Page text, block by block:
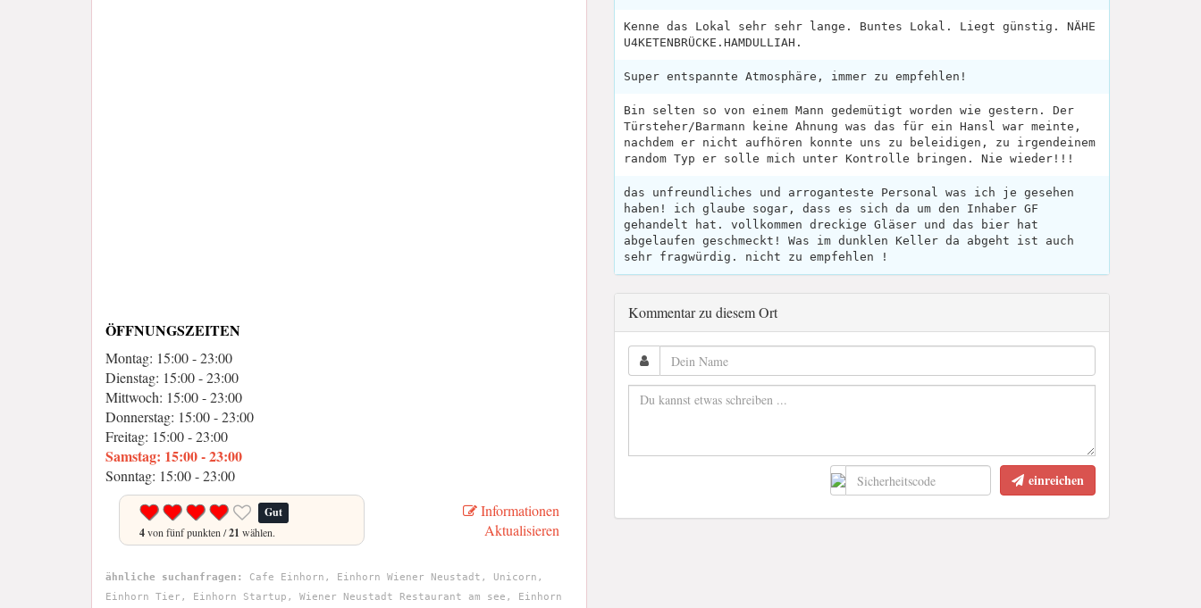
ÖFFNUNGSZEITEN
Montag: 15:00 - 23:00
Dienstag: 15:00 - 23:00
Mittwoch: 15:00 - 23:00
Donnerstag: 15:00 - 23:00
Freitag: 15:00 - 23:00
Samstag: 15:00 - 23:00
Sonntag: 15:00 - 23:00
Gut
4von fünf punkten /21 wählen.
Informationen
Aktualisieren
ähnliche suchanfragen:
Cafe Einhorn, Einhorn Wiener Neustadt, Unicorn,
Einhorn Tier, Einhorn Startup, Wiener Neustadt Restaurant am see, Einhorn
Kenne das Lokal sehr sehr lange. Buntes Lokal. Liegt günstig. NÄHE
U4KETENBRÜCKE.HAMDULLIAH.
Super entspannte Atmosphäre, immer zu empfehlen!
Bin selten so von einem Mann gedemütigt worden wie gestern. Der
Türsteher/Barmann keine Ahnung was das für ein Hansl war meinte,
nachdem er nicht aufhören konnte uns zu beleidigen, zu irgendeinem
random Typ er solle mich unter Kontrolle bringen. Nie wieder!!!
das unfreundliches und arroganteste Personal was ich je gesehen
haben! ich glaube sogar, dass es sich da um den Inhaber GF
gehandelt hat. vollkommen dreckige Gläser und das bier hat
abgelaufen geschmeckt! Was im dunklen Keller da abgeht ist auch
sehr fragwürdig. nicht zu empfehlen !
Kommentar zu diesem Ort
einreichen